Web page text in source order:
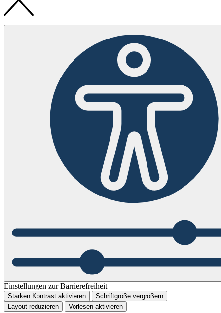
Einstellungen zur Barrierefreiheit
Starken Kontrast aktivieren
Schriftgröße vergrößern
Layout reduzieren
Vorlesen aktivieren